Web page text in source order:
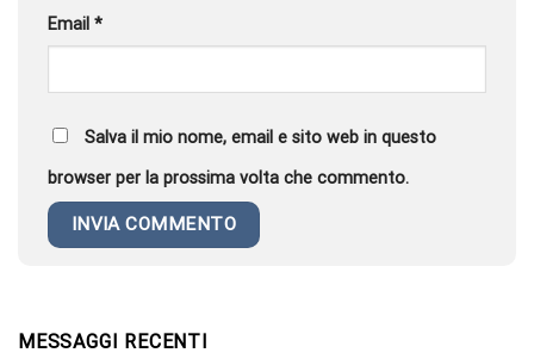
Email *
Salva il mio nome, email e sito web in questo
browser per la prossima volta che commento.
MESSAGGI RECENTI